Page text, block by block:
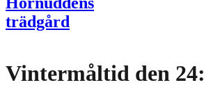
Vintermåltid den